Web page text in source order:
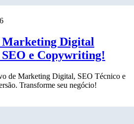
Marketing Digital
e Copywriting!
de Marketing Digital, SEO Técnico e
Transforme seu negócio!